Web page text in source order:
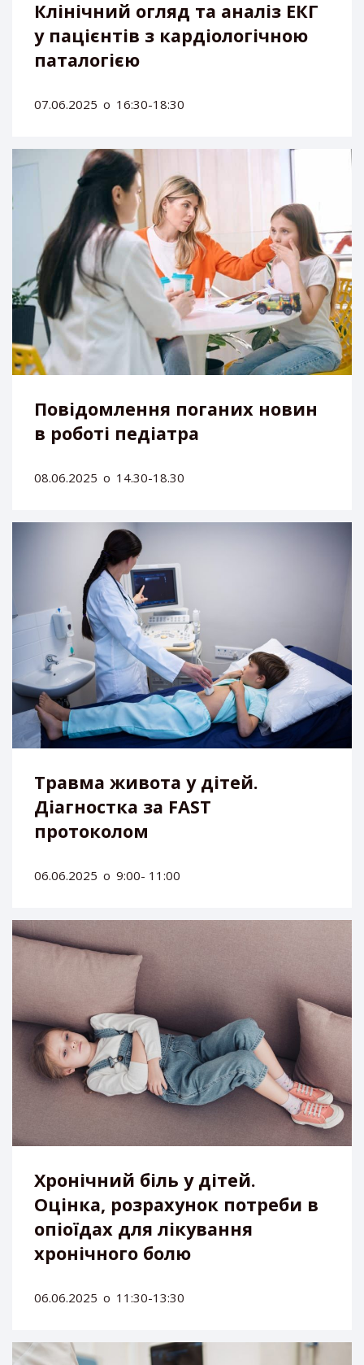
Клінічний огляд та аналіз ЕКГ
у пацієнтів з кардіологічною
паталогією
07.06.2025 о 16:30-18:30
Повідомлення поганих новин
в роботі педіатра
08.06.2025 о 14.30-18.30
Травма живота у дітей.
Діагностка за FAST
протоколом
06.06.2025 о 9:00- 11:00
Хронічний біль у дітей.
Оцінка, розрахунок потреби в
опіоїдах для лікування
хронічного болю
06.06.2025 о 11:30-13:30